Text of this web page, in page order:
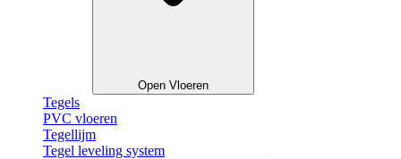
Open Vloeren
Tegels
PVC vloeren
Tegellijm
Tegel leveling system